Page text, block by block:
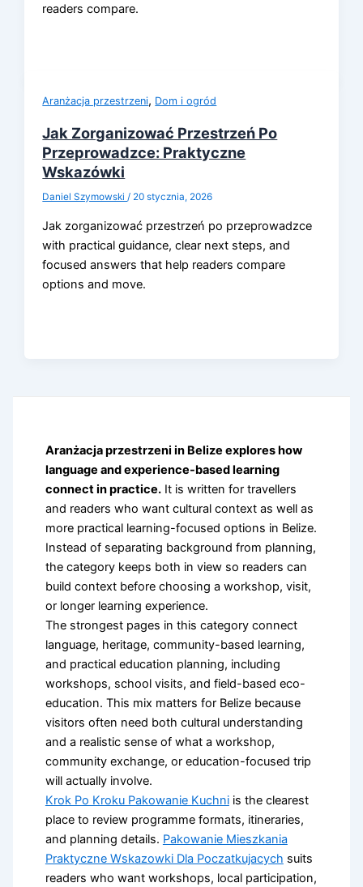
readers compare.
Aranżacja przestrzeni, Dom i ogród
Jak Zorganizować Przestrzeń Po
Przeprowadzce: Praktyczne
Wskazówki
Daniel Szymowski/ 20 stycznia, 2026
Jak zorganizować przestrzeń po przeprowadzce
with practical guidance, clear next steps, and
focused answers that help readers compare
options and move.
Aranżacja przestrzeni in Belize explores how
language and experience-based learning
connect in practice.It is written for travellers
and readers who want cultural context as well as
more practical learning-focused options in Belize.
Instead of separating background from planning,
the category keeps both in view so readers can
build context before choosing a workshop, visit,
or longer learning experience.
The strongest pages in this category connect
language, heritage, community-based learning,
and practical education planning, including
workshops, school visits, and field-based eco-
education. This mix matters for Belize because
visitors often need both cultural understanding
and a realistic sense of what a workshop,
community exchange, or education-focused trip
will actually involve.
Krok Po Kroku Pakowanie Kuchniis the clearest
place to review programme formats, itineraries,
and planning details. Pakowanie Mieszkania
Praktyczne Wskazowki Dla Poczatkujacych suits
readers who want workshops, local participation,